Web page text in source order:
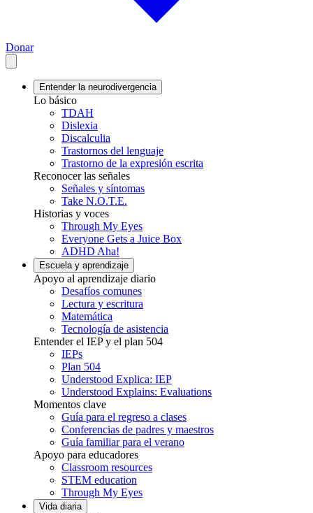
Donar
Entender la neurodivergencia
Lo básico
TDAH
Dislexia
Discalculia
Trastornos del lenguaje
Trastorno de la expresión escrita
Reconocer las señales
Señales y síntomas
Take N.O.T.E.
Historias y voces
Through My Eyes
Everyone Gets a Juice Box
ADHD Aha!
Escuela y aprendizaje
Apoyo al aprendizaje diario
Desafíos comunes
Lectura y escritura
Matemática
Tecnología de asistencia
Entender el IEP y el plan 504
IEPs
Plan 504
Understood Explica: IEP
Understood Explains: Evaluations
Momentos clave
Guía para el regreso a clases
Conferencias de padres y maestros
Guía familiar para el verano
Apoyo para educadores
Classroom resources
STEM education
Through My Eyes
Vida diaria